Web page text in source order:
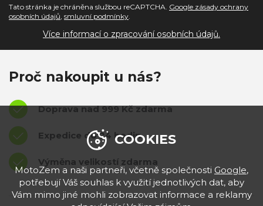
Tato stránka je chráněna službou reCAPTCHA. Google zásady ochrany
osobních údajů, smluvní podmínky.
Více informací o zpracování osobních údajů.
Proč nakoupit u nás?
Doprava nad 999 Kč zdarma
Expedice do 24 hodin
Výměna velikostí zdarma
COOKIES
MotoZem a naši partneři, včetně společnosti Google,
potřebují Váš souhlas k využití jednotlivých dat, aby
Vám mimo jiné mohli zobrazovat informace a reklamy